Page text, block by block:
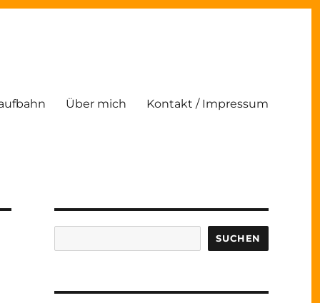
Über mich Kontakt / Impressum
SUCHEN